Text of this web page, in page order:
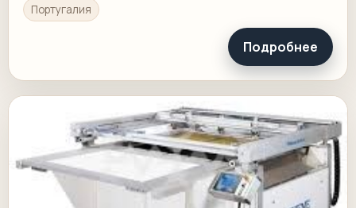
Португалия
Подробнее